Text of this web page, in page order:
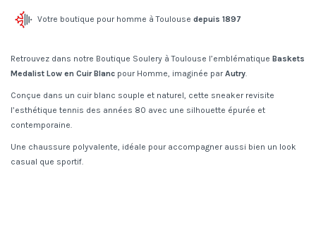
Votre boutique pour homme à Toulouse depuis 1897
Retrouvez dans notre Boutique Soulery à Toulouse l’emblématique Baskets
Medalist Low en Cuir Blanc pour Homme, imaginée parAutry.
Conçue dans un cuir blanc souple et naturel, cette sneaker revisite
l’esthétique tennis des années 80 avec une silhouette épurée et
contemporaine.
Une chaussure polyvalente, idéale pour accompagner aussi bien un look
casual que sportif.